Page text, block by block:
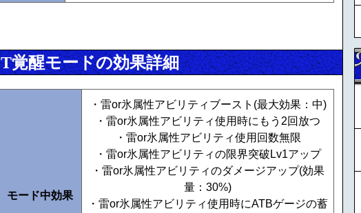
T覚醒モードの効果詳細
モード中効果
・雷or氷属性アビリティブースト(最大効果：中)
・雷or氷属性アビリティ使用時にもう2回放つ
・雷or氷属性アビリティ使用回数無限
・雷or氷属性アビリティの限界突破Lv1アップ
・雷or氷属性アビリティのダメージアップ(効果
量：30%)
・雷or氷属性アビリティ使用時にATBゲージの蓄